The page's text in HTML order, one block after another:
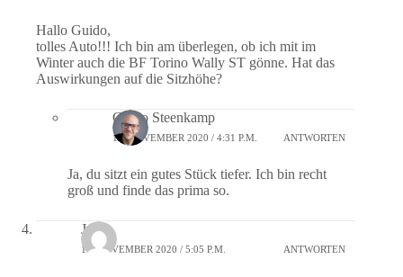
Hallo Guido,
tolles Auto!!! Ich bin am überlegen, ob ich mit im
Winter auch die BF Torino Wally ST gönne. Hat das
Auswirkungen auf die Sitzhöhe?
Guido Steenkamp
14. NOVEMBER 2020 / 4:31 P.M. ANTWORTEN
Ja, du sitzt ein gutes Stück tiefer. Ich bin recht
groß und finde das prima so.
Jens
17. NOVEMBER 2020 / 5:05 P.M. ANTWORTEN